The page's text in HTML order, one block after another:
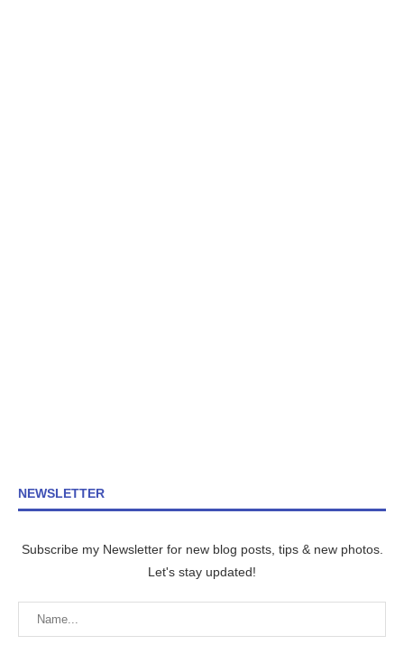
NEWSLETTER
Subscribe my Newsletter for new blog posts, tips & new photos.
Let's stay updated!